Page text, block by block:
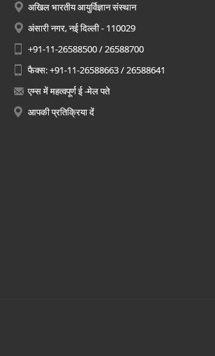
अखिल भारतीय आयुर्विज्ञान संस्थान
अंसारी नगर, नई दिल्ली - 110029
+91-11-26588500 / 26588700
फैक्स: +91-11-26588663 / 26588641
एम्स में महत्वपूर्ण ई -मेल पते
आपकी प्रतिक्रिया दें